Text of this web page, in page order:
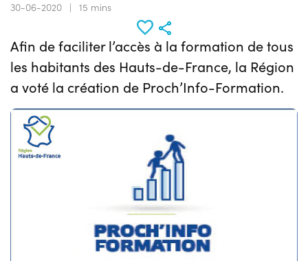
30-06-2020 | 15 mins
Afin de faciliter l’accès à la formation de tous
les habitants des Hauts-de-France, la Région
a voté la création de Proch’Info-Formation.